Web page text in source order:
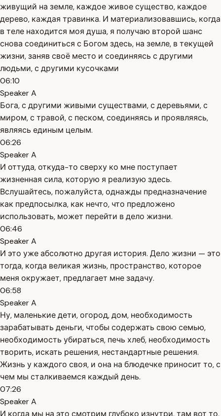
живущий на земле, каждое живое существо, каждое
дерево, каждая травинка. И материализовавшись, когда
в теле находится моя душа, я получаю второй шанс
снова соединиться с Богом здесь, на земле, в текущей
жизни, заняв своё место и соединяясь с другими
людьми, с другими кусочками
06:10
Speaker A
Бога, с другими живыми существами, с деревьями, с
миром, с травой, с песком, соединяясь и проявляясь,
являясь единым целым.
06:26
Speaker A
И оттуда, откуда-то сверху ко мне поступает
жизненная сила, которую я реализую здесь.
Вслушайтесь, пожалуйста, однажды предназначение
как предпосылка, как нечто, что предложено
использовать, может перейти в дело жизни.
06:46
Speaker A
И это уже абсолютно другая история. Дело жизни — это
тогда, когда великая жизнь, пространство, которое
меня окружает, предлагает мне задачу.
06:58
Speaker A
Ну, маленькие дети, огород, дом, необходимость
зарабатывать деньги, чтобы содержать свою семью,
необходимость убираться, печь хлеб, необходимость
творить, искать решения, нестандартные решения.
Жизнь у каждого своя, и она на блюдечке приносит то, с
чем мы сталкиваемся каждый день.
07:26
Speaker A
И когда мы на это смотрим глубоко изнутри, там вот то,